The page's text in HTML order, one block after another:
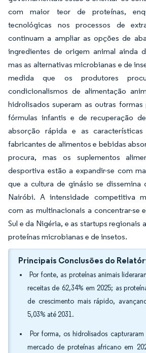
com maior teor de proteínas,
tecnológicas nos processos de
continuam a ampliar as opções de
ingredientes de origem animal ainda
mas as alternativas microbianas e de
medida que os produtores
condicionalismos de alimentação
hidrolisados superam as outras
fórmulas infantis e de recuperação
absorção rápida e as características
fabricantes de alimentos e bebidas
procura, mas os suplementos
desportiva estão a expandir-se com
que a cultura de ginásio se dissemina
Nairóbi. A intensidade competitiva
com as multinacionais a concentrar-se
Sul e da Nigéria, e as startups regionais
proteínas microbianas e de insetos.
Principais Conclusões do
Por fonte, as proteínas animais
receitas de 62,34% em 2025; as
de crescimento mais rápido,
5,03% até 2031.
Por forma, os hidrolisados
mercado de proteínas africano em